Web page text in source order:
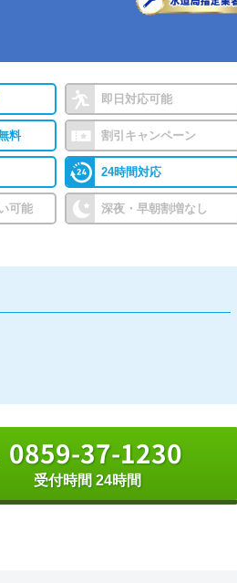
即日対応可能
料 割引キャンペーン
24時間対応
可能 深夜・早朝割増なし
0859-37-1230
受付時間 24時間